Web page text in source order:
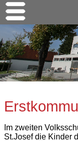
Im zweiten
St.Josef die Kinder